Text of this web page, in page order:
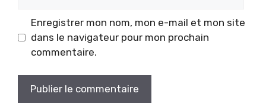
Enregistrer mon nom, mon e-mail et mon site
dans le navigateur pour mon prochain
commentaire.